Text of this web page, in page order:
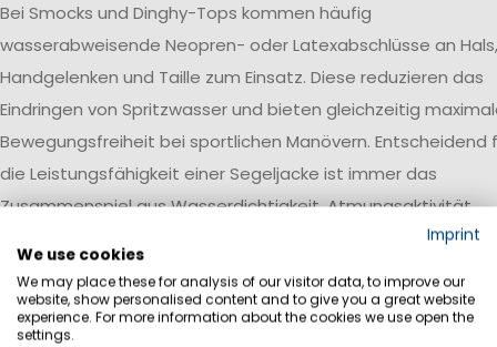
Bei Smocks und Dinghy-Tops kommen häufig
wasserabweisende Neopren- oder Latexabschlüsse an Hals,
Handgelenken und Taille zum Einsatz. Diese reduzieren das
Eindringen von Spritzwasser und bieten gleichzeitig
Bewegungsfreiheit bei sportlichen Manövern. Entscheidend
die Leistungsfähigkeit einer Segeljacke ist immer das
Zusammenspiel aus Wasserdichtigkeit, Atmungsaktivität,
Robustheit und einer auf den jeweiligen Einsatzbereich
abgestimmten Ausstattung.
Wasserdichtigkeit
Imprint
We use cookies
We may place these for analysis of our visitor data, to improve our
website, show personalised content and to give you a great website
experience. For more information about the cookies we use open the
settings.